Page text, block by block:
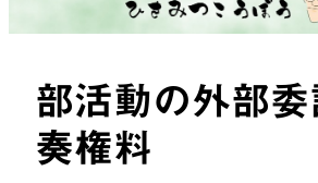
部活動の外部
奏権料